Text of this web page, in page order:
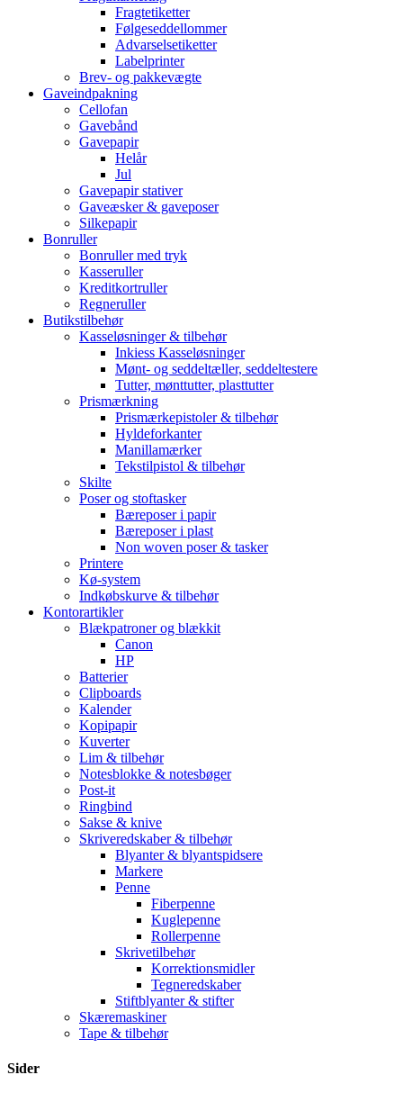
Fragtetiketter
Følgeseddellommer
Advarselsetiketter
Labelprinter
Brev- og pakkevægte
Gaveindpakning
Cellofan
Gavebånd
Gavepapir
Helår
Jul
Gavepapir stativer
Gaveæsker & gaveposer
Silkepapir
Bonruller
Bonruller med tryk
Kasseruller
Kreditkortruller
Regneruller
Butikstilbehør
Kasseløsninger & tilbehør
Inkiess Kasseløsninger
Mønt- og seddeltæller, seddeltestere
Tutter, mønttutter, plasttutter
Prismærkning
Prismærkepistoler & tilbehør
Hyldeforkanter
Manillamærker
Tekstilpistol & tilbehør
Skilte
Poser og stoftasker
Bæreposer i papir
Bæreposer i plast
Non woven poser & tasker
Printere
Kø-system
Indkøbskurve & tilbehør
Kontorartikler
Blækpatroner og blækkit
Canon
HP
Batterier
Clipboards
Kalender
Kopipapir
Kuverter
Lim & tilbehør
Notesblokke & notesbøger
Post-it
Ringbind
Sakse & knive
Skriveredskaber & tilbehør
Blyanter & blyantspidsere
Markere
Penne
Fiberpenne
Kuglepenne
Rollerpenne
Skrivetilbehør
Korrektionsmidler
Tegneredskaber
Stiftblyanter & stifter
Skæremaskiner
Tape & tilbehør
Sider